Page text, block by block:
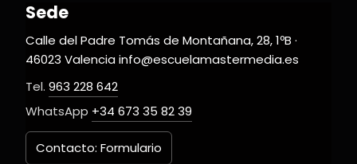
Sede
Calle del Padre Tomás de Montañana, 28, 1ºB ·
46023 Valencia info@escuelamastermedia.es
Tel. 963 228 642
WhatsApp +34 673 35 82 39
Contacto: Formulario